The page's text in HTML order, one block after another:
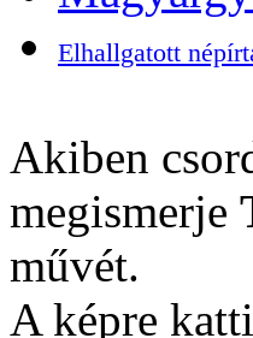
Elhallgatott
Akiben
megismerje
művét.
A képre